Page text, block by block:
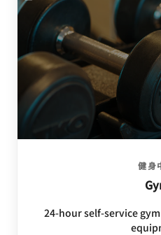
健身
24-hour self-service